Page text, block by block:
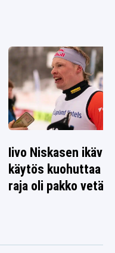
Iivo Niskasen ikävä
käytös kuohuttaa –
raja oli pakko vetää